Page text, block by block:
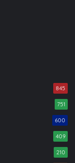
845
751
600
409
210